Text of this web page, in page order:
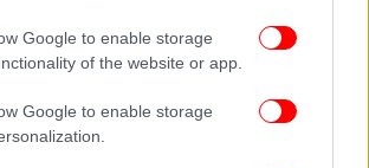
Google to enable storage
of the website or app.
Google to enable storage